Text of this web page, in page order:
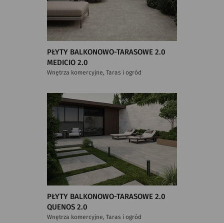
PŁYTY BALKONOWO-TARASOWE 2.0
MEDICIO 2.0
Wnętrza komercyjne, Taras i ogród
PŁYTY BALKONOWO-TARASOWE 2.0
QUENOS 2.0
Wnętrza komercyjne, Taras i ogród